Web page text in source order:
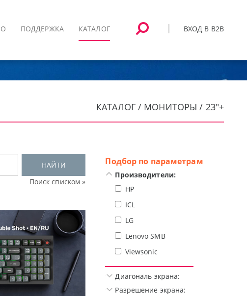
ВХОД В B2B
ПОДДЕРЖКА КАТАЛОГ
КАТАЛОГ / МОНИТОРЫ / 23"+
НАЙТИ
Поиск списком »
Подбор по параметрам
Производители:
HP
ICL
LG
Lenovo SMB
Viewsonic
Диагональ экрана:
Разрешение экрана: